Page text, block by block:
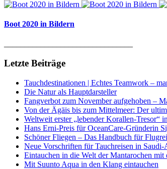
Boot 2020 in Bildern
Letzte Beiträge
Tauchdestinationen | Echtes Teamwork –
Die Natur als Hauptdarsteller
Fangverbot zum November aufgehoben –
Von der Ägäis bis zum Mittelmeer: Der
Weltweit erster „lebender Korallen-Tresor“
Hans Erni-Preis für OceanCare-Gründerin
Schöner Fliegen – Das Handbuch für
Neue Vorschriften für Tauchreisen in Saudi-
Eintauchen in die Welt der Mantarochen
Mit Suunto Aqua in den Klang eintauchen